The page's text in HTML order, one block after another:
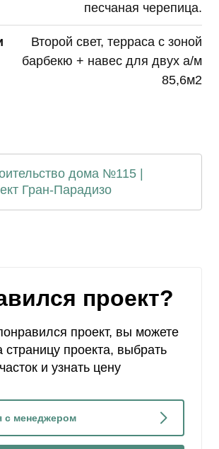
песчаная черепица.
Второй свет, терраса с зоной
барбекю + навес для двух а/м
85,6м2
дома №115 |
Гран-Парадизо
проект?
проект, вы можете
страницу проекта, выбрать
и узнать цену
с менеджером